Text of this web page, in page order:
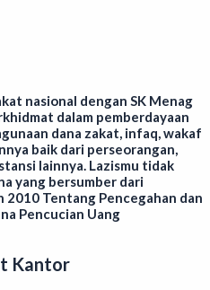
nasional dengan SK Menag
dalam pemberdayaan
dana zakat, infaq, wakaf
baik dari perseorangan,
lainnya. Lazismu tidak
yang bersumber dari
2010 Tentang Pencegahan dan
Pencucian Uang
Kantor